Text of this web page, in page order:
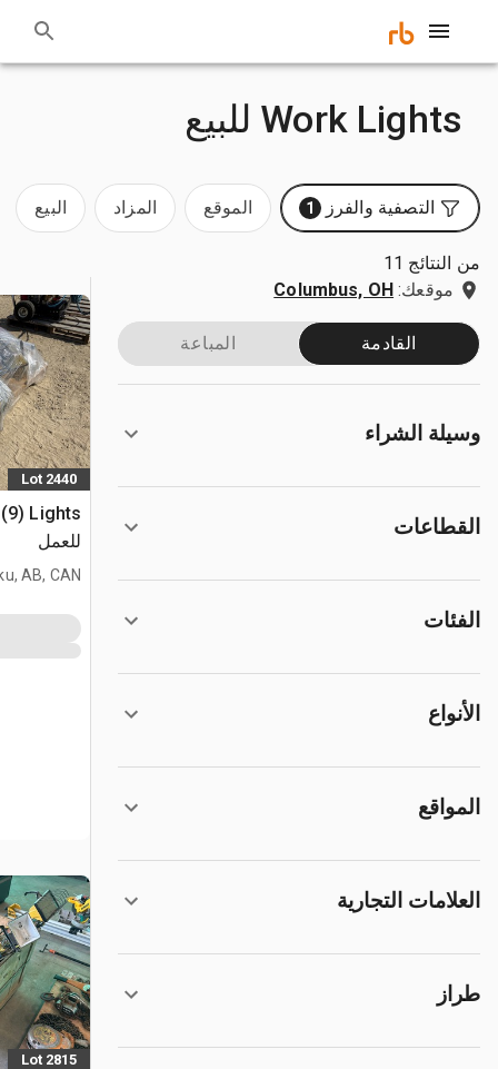
Work Lights للبيع
التصفية والفرز 1 الموقع المزاد البيع
من النتائج 11
موقعك: Columbus, OH
القادمة المباعة
وسيلة الشراء
القطاعات
الفئات
الأنواع
المواقع
العلامات التجارية
طراز
Lot 2440
للعمل
AB, CAN
Lot 2815